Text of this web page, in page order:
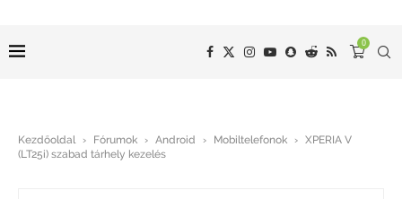
0
Kezdőoldal › Fórumok › Android › Mobiltelefonok › XPERIA V
(LT25i) szabad tárhely kezelés